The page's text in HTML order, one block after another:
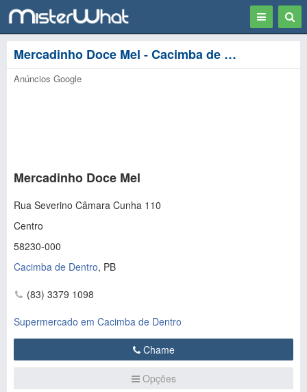
Toggle
Mercadinho Doce Mel - Cacimba de Dentro
Anúncios Google
Mercadinho Doce Mel
Rua Severino Câmara Cunha 110
Centro
58230-000
Cacimba de Dentro, PB
(83) 3379 1098
Supermercado em Cacimba de Dentro
Chame
Opções